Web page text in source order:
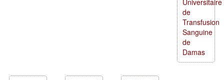
de
Transfusion
Sanguine
de
Damas